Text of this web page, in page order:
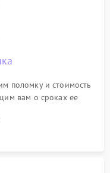
поломку и стоимость
вам о сроках ее